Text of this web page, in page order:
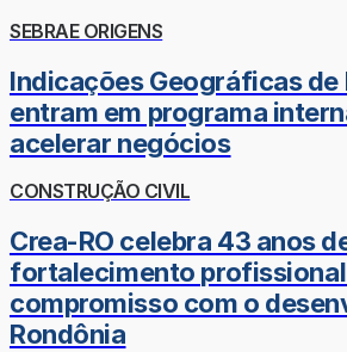
SEBRAE ORIGENS
Indicações Geográficas de
entram em programa
acelerar negócios
CONSTRUÇÃO CIVIL
Crea-RO celebra 43 anos
fortalecimento
compromisso com o
Rondônia